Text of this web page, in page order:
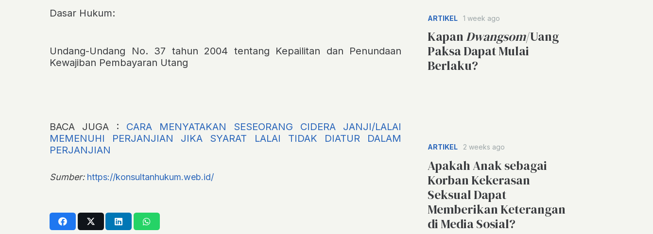
Dasar Hukum:
Undang-Undang No. 37 tahun 2004 tentang Kepailitan dan Penundaan
Kewajiban Pembayaran Utang
BACA JUGA : CARA MENYATAKAN SESEORANG CIDERA JANJI/LALAI
MEMENUHI PERJANJIAN JIKA SYARAT LALAI TIDAK DIATUR DALAM
PERJANJIAN
Sumber: https://konsultanhukum.web.id/
ARTIKEL 1 week ago
KapanDwangsom/Uang
Paksa Dapat Mulai
Berlaku?
ARTIKEL 2 weeks ago
Apakah Anak sebagai
Korban Kekerasan
Seksual Dapat
Memberikan Keterangan
di Media Sosial?